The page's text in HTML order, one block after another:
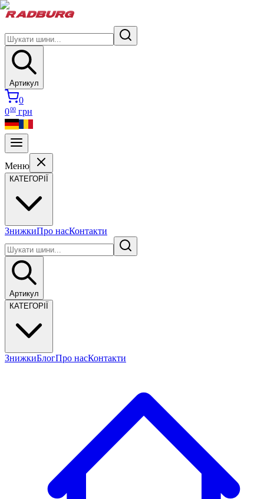
Артикул
0
000 грн
Меню
КАТЕГОРІЇ
ЗнижкиПро насКонтакти
Артикул
КАТЕГОРІЇ
ЗнижкиБлогПро насКонтакти